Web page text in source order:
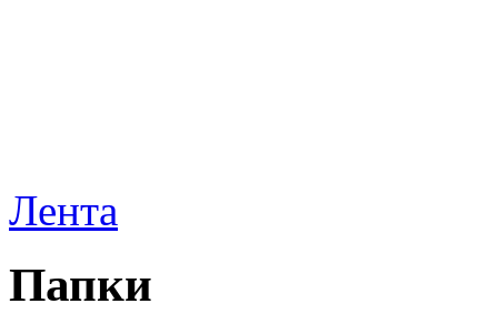
Лента
Папки